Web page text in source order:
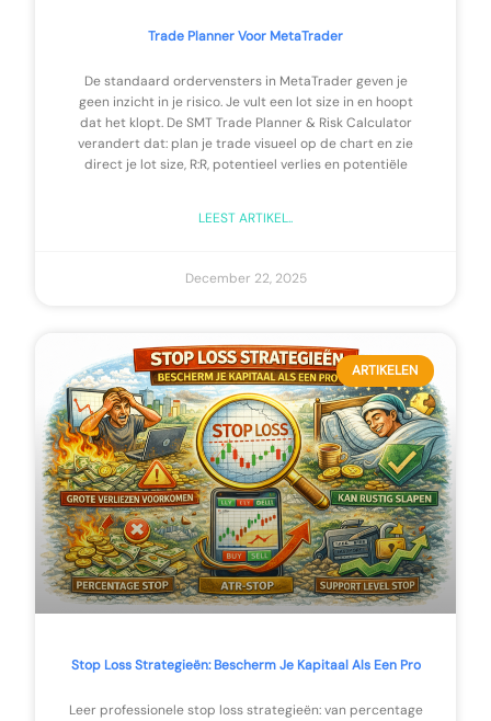
Trade Planner Voor MetaTrader
De standaard ordervensters in MetaTrader geven je
geen inzicht in je risico. Je vult een lot size in en hoopt
dat het klopt. De SMT Trade Planner & Risk Calculator
verandert dat: plan je trade visueel op de chart en zie
direct je lot size, R:R, potentieel verlies en potentiële
LEEST ARTIKEL..
December 22, 2025
ARTIKELEN
Stop Loss Strategieën: Bescherm Je Kapitaal Als Een Pro
Leer professionele stop loss strategieën: van percentage